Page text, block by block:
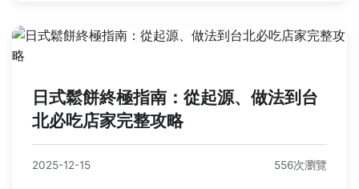
日式鬆餅終極指南：從起源、做法到台
北必吃店家完整攻略
2025-12-15 556次瀏覽